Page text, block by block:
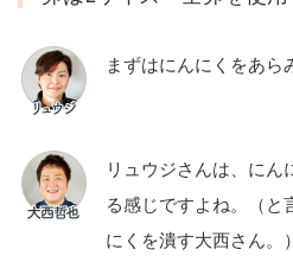
まずはにんにくをあら
リュウジさんは、にん
る感じですよね。（と
にくを潰す大西さん。）